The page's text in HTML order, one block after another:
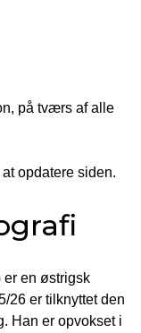
på tværs af alle
opdatere siden.
er en østrigsk
26 er tilknyttet den
Han er opvokset i